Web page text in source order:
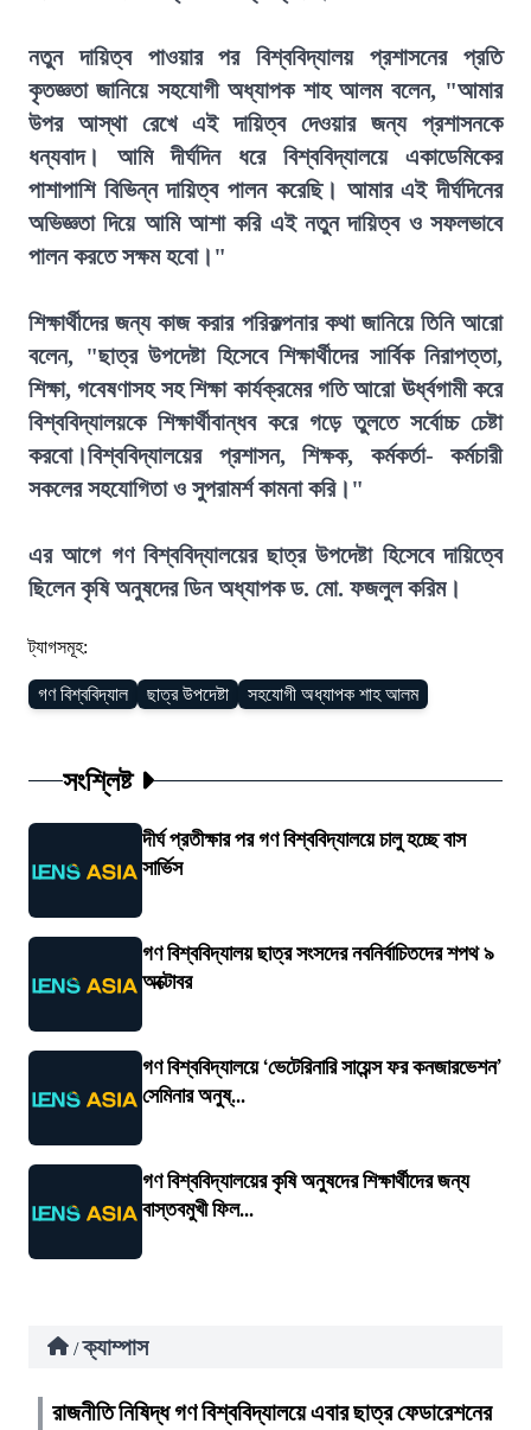
নতুন দায়িত্ব পাওয়ার পর বিশ্ববিদ্যালয় প্রশাসনের প্রতি
কৃতজ্ঞতা জানিয়ে সহযোগী অধ্যাপক শাহ আলম বলেন, "আমার
উপর আস্থা রেখে এই দায়িত্ব দেওয়ার জন্য প্রশাসনকে
ধন্যবাদ। আমি দীর্ঘদিন ধরে বিশ্ববিদ্যালয়ে একাডেমিকের
পাশাপাশি বিভিন্ন দায়িত্ব পালন করেছি। আমার এই দীর্ঘদিনের
অভিজ্ঞতা দিয়ে আমি আশা করি এই নতুন দায়িত্ব ও সফলভাবে
পালন করতে সক্ষম হবো।"
শিক্ষার্থীদের জন্য কাজ করার পরিকল্পনার কথা জানিয়ে তিনি আরো
বলেন, "ছাত্র উপদেষ্টা হিসেবে শিক্ষার্থীদের সার্বিক নিরাপত্তা,
শিক্ষা, গবেষণাসহ সহ শিক্ষা কার্যক্রমের গতি আরো ঊর্ধ্বগামী করে
বিশ্ববিদ্যালয়কে শিক্ষার্থীবান্ধব করে গড়ে তুলতে সর্বোচ্চ চেষ্টা
করবো।বিশ্ববিদ্যালয়ের প্রশাসন, শিক্ষক, কর্মকর্তা- কর্মচারী
সকলের সহযোগিতা ও সুপরামর্শ কামনা করি।"
এর আগে গণ বিশ্ববিদ্যালয়ের ছাত্র উপদেষ্টা হিসেবে দায়িত্বে
ছিলেন কৃষি অনুষদের ডিন অধ্যাপক ড. মো. ফজলুল করিম।
ট্যাগসমূহ:
গণ বিশ্ববিদ্যাল ছাত্র উপদেষ্টা সহযোগী অধ্যাপক শাহ আলম
সংশ্লিষ্ট
দীর্ঘ প্রতীক্ষার পর গণ বিশ্ববিদ্যালয়ে চালু হচ্ছে বাস
সার্ভিস
গণ বিশ্ববিদ্যালয় ছাত্র সংসদের নবনির্বাচিতদের শপথ ৯
অক্টোবর
গণ বিশ্ববিদ্যালয়ে ‘ভেটেরিনারি সায়েন্স ফর কনজারভেশন’
সেমিনার অনুষ্...
গণ বিশ্ববিদ্যালয়ের কৃষি অনুষদের শিক্ষার্থীদের জন্য
বাস্তবমুখী ফিল...
/ ক্যাম্পাস
রাজনীতি নিষিদ্ধ গণ বিশ্ববিদ্যালয়ে এবার ছাত্র ফেডারেশনের